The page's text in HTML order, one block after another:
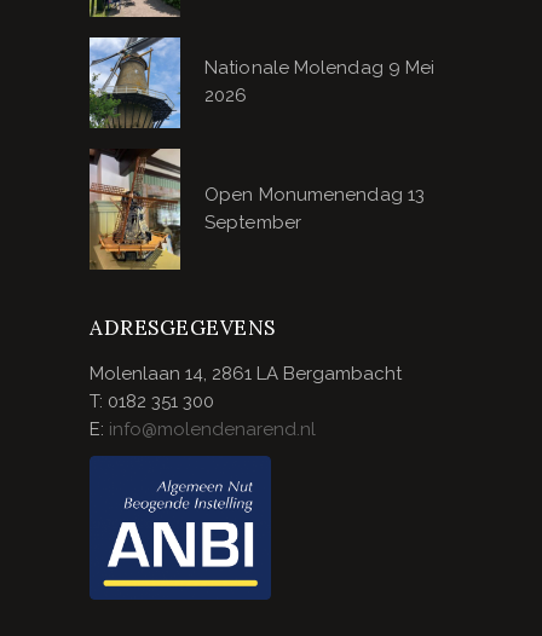
Nationale Molendag 9 Mei
2026
Open Monumenendag 13
September
ADRESGEGEVENS
Molenlaan 14, 2861 LA Bergambacht
T: 0182 351 300
E: info@molendenarend.nl